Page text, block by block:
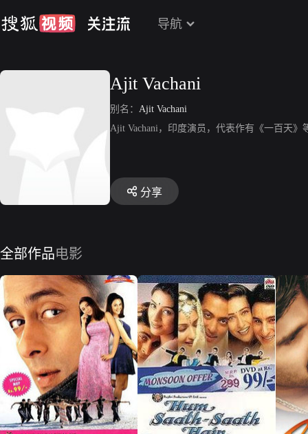
导航
Ajit Vachani
别名： Ajit Vachani
Ajit Vachani，印度演员，代表作有《一百天》
分享
全部作品电影